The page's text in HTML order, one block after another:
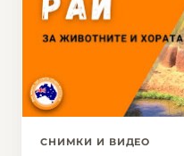
СНИМКИ И ВИДЕО